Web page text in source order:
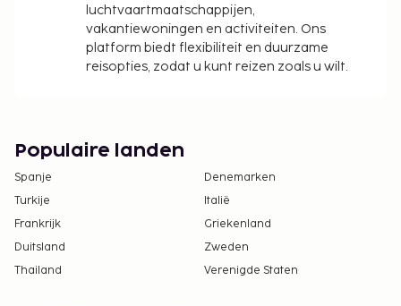
luchtvaartmaatschappijen,
vakantiewoningen en activiteiten. Ons
platform biedt flexibiliteit en duurzame
reisopties, zodat u kunt reizen zoals u wilt.
Populaire landen
Spanje
Denemarken
Turkije
Italië
Frankrijk
Griekenland
Duitsland
Zweden
Thailand
Verenigde Staten